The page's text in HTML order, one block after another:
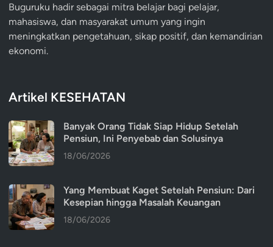
Buguruku hadir sebagai mitra belajar bagi pelajar,
mahasiswa, dan masyarakat umum yang ingin
meningkatkan pengetahuan, sikap positif, dan kemandirian
ekonomi.
Artikel KESEHATAN
Banyak Orang Tidak Siap Hidup Setelah
Pensiun, Ini Penyebab dan Solusinya
18/06/2026
Yang Membuat Kaget Setelah Pensiun: Dari
Kesepian hingga Masalah Keuangan
18/06/2026